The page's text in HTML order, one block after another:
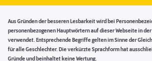
Aus Gründen der besseren Lesbarkeit wird bei
personenbezogenen Hauptwörtern auf dieser Webseite in
verwendet. Entsprechende Begriffe gelten im Sinne der
für alle Geschlechter. Die verkürzte Sprachform hat
Gründe und beinhaltet keine Wertung.